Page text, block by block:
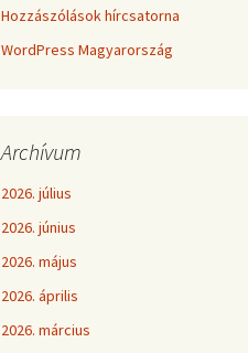
Hozzászólások hírcsatorna
WordPress Magyarország
Archívum
2026. július
2026. június
2026. május
2026. április
2026. március